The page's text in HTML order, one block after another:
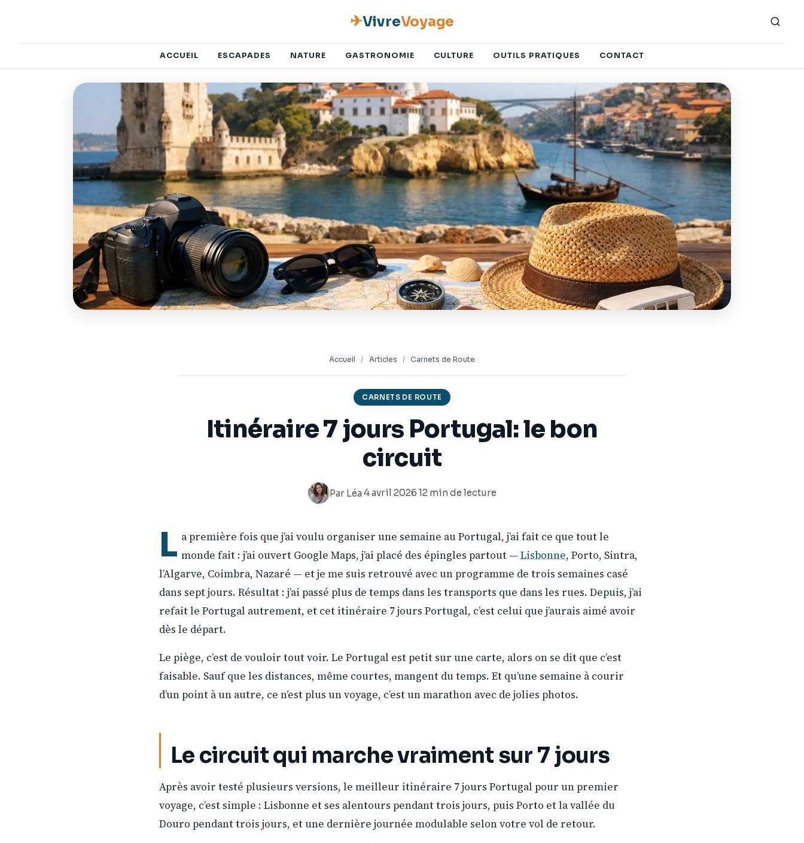
✈VivreVoyage
ACCUEIL ESCAPADES NATURE GASTRONOMIE CULTURE OUTILS PRATIQUES CONTACT
Accueil / Articles / Carnets de Route
CARNETS DE ROUTE
Itinéraire 7 jours Portugal: le bon
circuit
Par Léa·4 avril 2026·12 min de lecture
L a première fois que j’ai voulu organiser une semaine au Portugal, j’ai fait ce que tout le
monde fait : j’ai ouvert Google Maps, j’ai placé des épingles partout — Lisbonne, Porto, Sintra,
l’Algarve, Coimbra, Nazaré — et je me suis retrouvé avec un programme de trois semaines casé
dans sept jours. Résultat : j’ai passé plus de temps dans les transports que dans les rues. Depuis, j’ai
refait le Portugal autrement, et cet itinéraire 7 jours Portugal, c’est celui que j’aurais aimé avoir
dès le départ.
Le piège, c’est de vouloir tout voir. Le Portugal est petit sur une carte, alors on se dit que c’est
faisable. Sauf que les distances, même courtes, mangent du temps. Et qu’une semaine à courir
d’un point à un autre, ce n’est plus un voyage, c’est un marathon avec de jolies photos.
Le circuit qui marche vraiment sur 7 jours
Après avoir testé plusieurs versions, le meilleur itinéraire 7 jours Portugal pour un premier
voyage, c’est simple : Lisbonne et ses alentours pendant trois jours, puis Porto et la vallée du
Douro pendant trois jours, et une dernière journée modulable selon votre vol de retour.